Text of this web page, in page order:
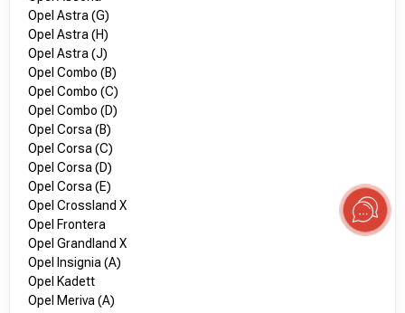
Opel Astra (G)
Opel Astra (H)
Opel Astra (J)
Opel Combo (B)
Opel Combo (C)
Opel Combo (D)
Opel Corsa (B)
Opel Corsa (C)
Opel Corsa (D)
Opel Corsa (E)
Opel Crossland X
Opel Frontera
Opel Grandland X
Opel Insignia (A)
Opel Kadett
Opel Meriva (A)